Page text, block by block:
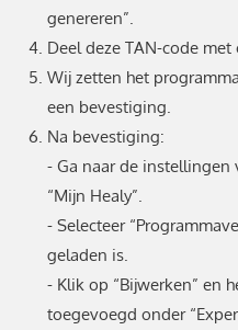
genereren”.
Deel deze TAN-code met
Wij zetten het
een bevestiging.
Na bevestiging:
- Ga naar de instellingen
“Mijn Healy”.
- Selecteer
geladen is.
- Klik op “Bijwerken” en
toegevoegd onder